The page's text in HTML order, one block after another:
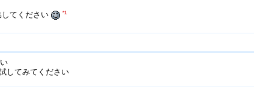
してください *1
してみてください